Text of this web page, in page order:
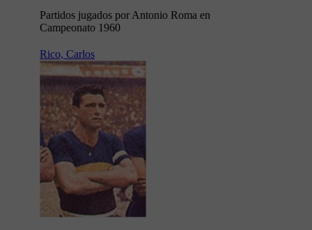
Partidos jugados por Antonio Roma en
Campeonato 1960
Rico, Carlos